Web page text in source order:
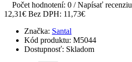
Počet hodnotení: 0 /Napísať recenziu
12,31€ Bez DPH: 11,73€
Značka: Santal
Kód produktu: M5044
Dostupnosť: Skladom